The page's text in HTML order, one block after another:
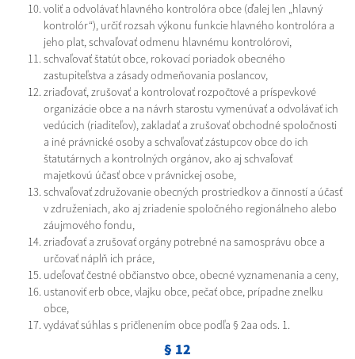
voliť a odvolávať hlavného kontrolóra obce (ďalej len „hlavný
kontrolór“), určiť rozsah výkonu funkcie hlavného kontrolóra a
jeho plat, schvaľovať odmenu hlavnému kontrolórovi,
schvaľovať štatút obce, rokovací poriadok obecného
zastupiteľstva a zásady odmeňovania poslancov,
zriaďovať, zrušovať a kontrolovať rozpočtové a príspevkové
organizácie obce a na návrh starostu vymenúvať a odvolávať ich
vedúcich (riaditeľov), zakladať a zrušovať obchodné spoločnosti
a iné právnické osoby a schvaľovať zástupcov obce do ich
štatutárnych a kontrolných orgánov, ako aj schvaľovať
majetkovú účasť obce v právnickej osobe,
schvaľovať združovanie obecných prostriedkov a činností a účasť
v združeniach, ako aj zriadenie spoločného regionálneho alebo
záujmového fondu,
zriaďovať a zrušovať orgány potrebné na samosprávu obce a
určovať náplň ich práce,
udeľovať čestné občianstvo obce, obecné vyznamenania a ceny,
ustanoviť erb obce, vlajku obce, pečať obce, prípadne znelku
obce,
vydávať súhlas s pričlenením obce podľa § 2aa ods. 1.
§ 12